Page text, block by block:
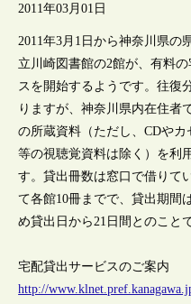
2011年03月01日
2011年3月1日から神奈川県の
立川崎図書館の2館が、有料
スを開始するようです。往復
りますが、神奈川県内在住者
の所蔵資料（ただし、CDやカ
等の視聴覚資料は除く）を利
す。貸出冊数は窓口で借りて
て各館10冊までで、貸出期間
め貸出日から21日間とのこと
宅配貸出サービスのご案内
http://